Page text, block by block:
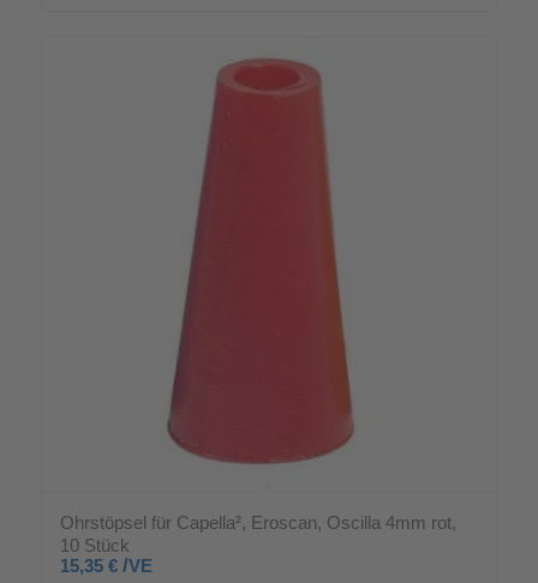
Ohrstöpsel für Capella², Eroscan, Oscilla 4mm rot,
10 Stück
15,35 € /VE